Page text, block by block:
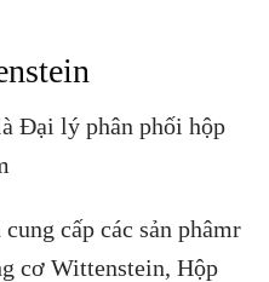
Đại lý phân phối hộp
cấp các sản phâmr
cơ Wittenstein, Hộp